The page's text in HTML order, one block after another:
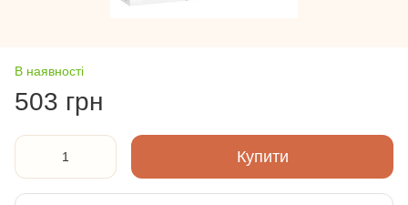
В наявності
503 грн
Купити